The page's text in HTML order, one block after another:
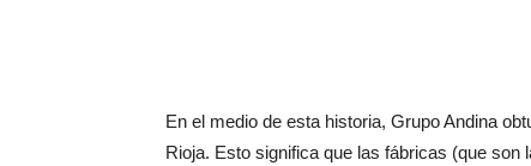
En el medio de esta historia, Grupo Andina
Rioja. Esto significa que las fábricas (que